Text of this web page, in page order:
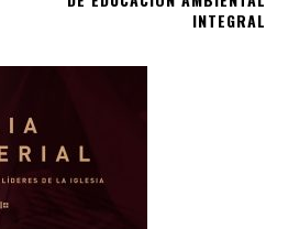
INTEGRAL